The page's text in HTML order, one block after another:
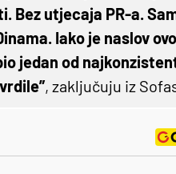
Bez utjecaja PR-a.
Iako je naslov
jedan od
, zaključuju iz